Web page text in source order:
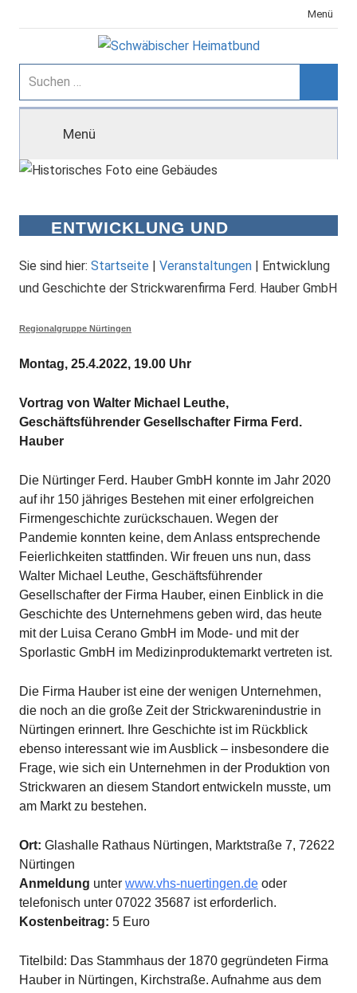
Inhalt
Menü
Schwäbischer
Heimatbund
Suchen
nach:
Menü
ENTWICKLUNG UND
STRICKWARENFIRMA FERD.
HAUBER GMBH
Sie sind hier: Startseite | Veranstaltungen | Entwicklung
und Geschichte der Strickwarenfirma Ferd. Hauber GmbH
Regionalgruppe Nürtingen
Montag, 25.4.2022, 19.00 Uhr
Vortrag von Walter Michael Leuthe,
Geschäftsführender Gesellschafter Firma Ferd.
Hauber
Die Nürtinger Ferd. Hauber GmbH konnte im Jahr 2020
auf ihr 150 jähriges Bestehen mit einer erfolgreichen
Firmengeschichte zurückschauen. Wegen der
Pandemie konnten keine, dem Anlass entsprechende
Feierlichkeiten stattfinden. Wir freuen uns nun, dass
Walter Michael Leuthe, Geschäftsführender
Gesellschafter der Firma Hauber, einen Einblick in die
Geschichte des Unternehmens geben wird, das heute
mit der Luisa Cerano GmbH im Mode- und mit der
Sporlastic GmbH im Medizinproduktemarkt vertreten ist.
Die Firma Hauber ist eine der wenigen Unternehmen,
die noch an die große Zeit der Strickwarenindustrie in
Nürtingen erinnert. Ihre Geschichte ist im Rückblick
ebenso interessant wie im Ausblick – insbesondere die
Frage, wie sich ein Unternehmen in der Produktion von
Strickwaren an diesem Standort entwickeln musste, um
am Markt zu bestehen.
Ort: Glashalle Rathaus Nürtingen, Marktstraße 7, 72622
Nürtingen
Anmeldung unter www.vhs-nuertingen.de oder
telefonisch unter 07022 35687 ist erforderlich.
Kostenbeitrag: 5 Euro
Titelbild: Das Stammhaus der 1870 gegründeten Firma
Hauber in Nürtingen, Kirchstraße. Aufnahme aus dem